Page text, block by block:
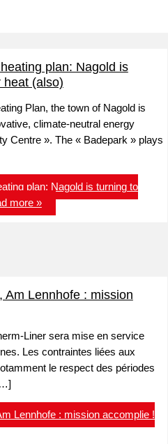
plan: Nagold is
heat (also)
Plan, the town of Nagold is
climate-neutral energy
Centre ». The « Badepark » plays
plan: Nagold is turning to
more »
Am Lennhofe : mission
Liner sera mise en service
Les contraintes liées aux
le respect des périodes
Lennhofe : mission accomplie !